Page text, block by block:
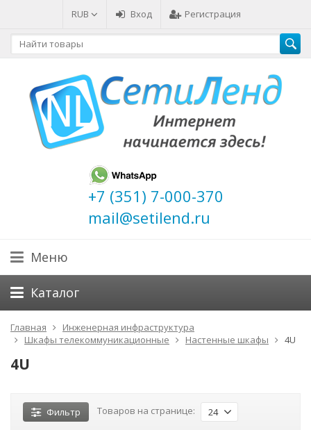
RUB Вход Регистрация
+7 (351) 7-000-370
mail@setilend.ru
Меню
Каталог
Главная
Инженерная инфраструктура
Шкафы телекоммуникационные
Настенные шкафы 4U
4U
Фильтр Товаров на странице: 24